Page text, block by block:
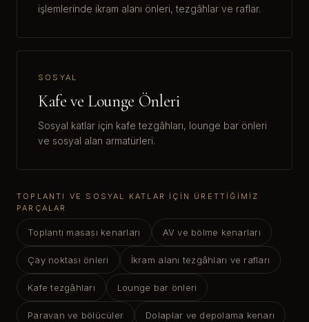
işlemlerinde ikram alanı önleri, tezgâhlar ve raflar.
SOSYAL
Kafe ve Lounge Önleri
Sosyal katlar için kafe tezgâhları, lounge bar önleri
ve sosyal alan armatürleri.
TOPLANTI VE SOSYAL KATLAR IÇIN ÜRETTIĞIMIZ
PARÇALAR
Toplantı masası kenarları AV ve bölme kenarları
Çay noktası önleri İkram alanı tezgâhları ve rafları
Kafe tezgâhları Lounge bar önleri
Paravan ve bölücüler Dolaplar ve depolama kenarı